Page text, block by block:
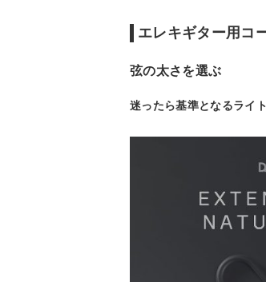
エレキギター用コ
弦の太さを選ぶ
迷ったら基準となるライ